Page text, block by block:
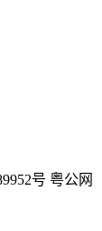
号 粤公网